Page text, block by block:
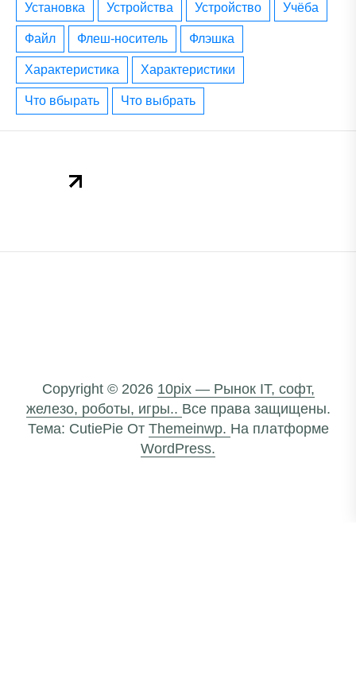
установка устройства устройство учёба
файл флеш-носитель флэшка
характеристика характеристики
что вбырать что выбрать
Copyright © 2026 10pix — Рынок IT, софт,
железо, роботы, игры.. Все права защищены.
Тема: CutiePie От Themeinwp. На платформе
WordPress.